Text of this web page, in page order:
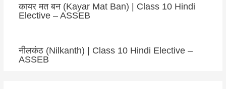
कायर मत बन (Kayar Mat Ban) | Class 10 Hindi
Elective – ASSEB
नीलकंठ (Nilkanth) | Class 10 Hindi Elective –
ASSEB